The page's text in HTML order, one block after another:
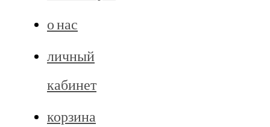
о нас
личный
кабинет
корзина